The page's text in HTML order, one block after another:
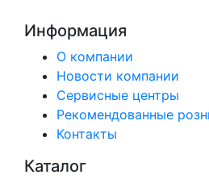
Информация
О компании
Новости компании
Сервисные центры
Рекомендованные
Контакты
Каталог